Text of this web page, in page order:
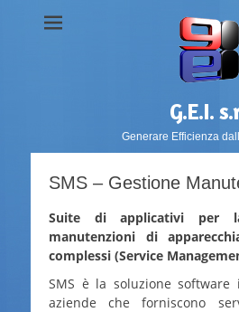
G.E.I.
Generare Efficienza
SMS – Gestione
Suite di applicativi per
manutenzioni di
complessi (Service M
SMS è la soluzione
aziende che forniscono